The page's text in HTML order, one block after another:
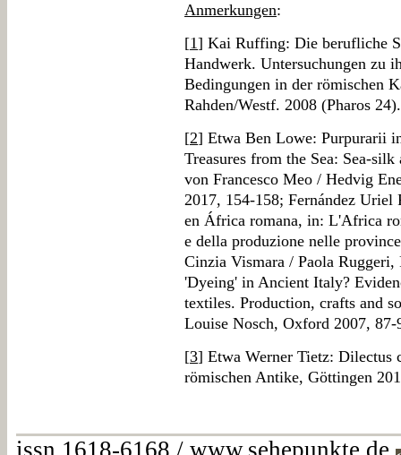
Anmerkungen:
[1] Kai Ruffing: Die berufliche
Handwerk. Untersuchungen zu
Bedingungen in der römischen
Rahden/Westf. 2008 (Pharos 24).
[2] Etwa Ben Lowe: Purpurarii
Treasures from the Sea: Sea-
von Francesco Meo / Hedvig
2017, 154-158; Fernández
en África romana, in: L'Africa
e della produzione nelle
Cinzia Vismara / Paola
'Dyeing' in Ancient Italy?
textiles. Production, crafts and
Louise Nosch, Oxford 2007, 87-
[3] Etwa Werner Tietz: Dilectus
römischen Antike, Göttingen
issn 1618-6168 / www.sehepunkte.de